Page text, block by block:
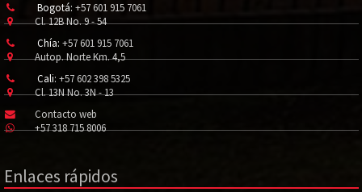
Bogotá: +57 601 915 7061
Cl. 12B No. 9 - 54
Chía: +57 601 915 7061
Autop. Norte Km. 4,5
Cali: +57 602 398 5325
Cl. 13N No. 3N - 13
Contacto web
+57 318 715 8006
Enlaces rápidos